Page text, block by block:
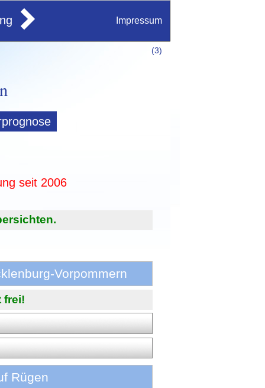
Impressum
(3)
seit 2006
Vorpommern
frei!
Rügen